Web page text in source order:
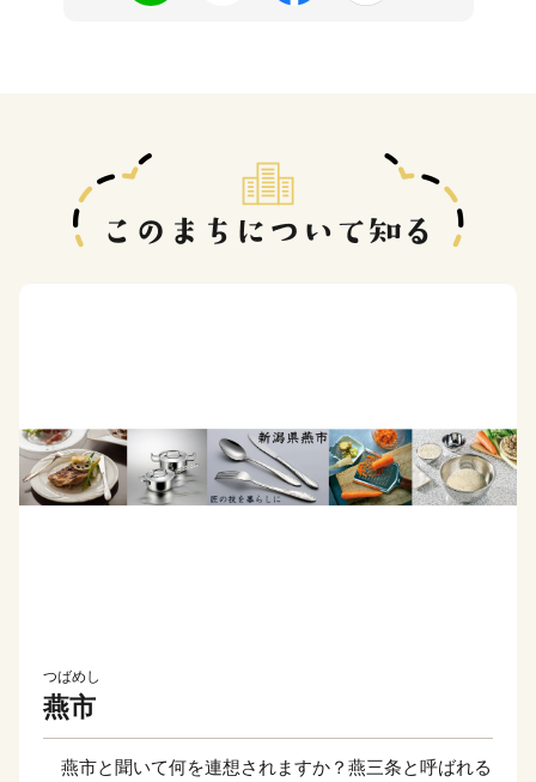
つばめし
燕市
燕市と聞いて何を連想されますか？燕三条と呼ばれる